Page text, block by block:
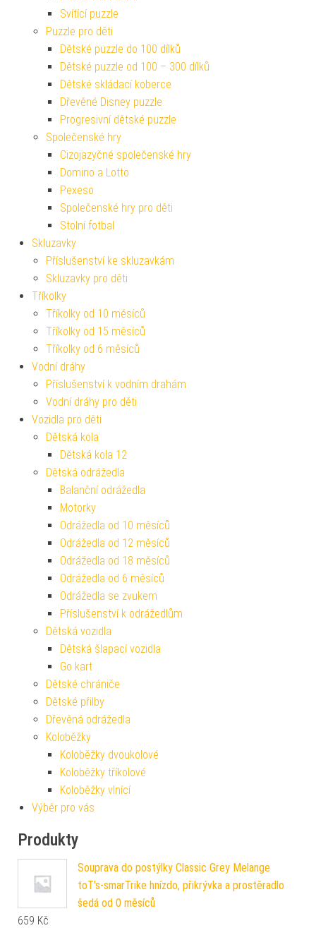
Svítící puzzle
Puzzle pro děti
Dětské puzzle do 100 dílků
Dětské puzzle od 100 – 300 dílků
Dětské skládací koberce
Dřevěné Disney puzzle
Progresivní dětské puzzle
Společenské hry
Cizojazyčné společenské hry
Domino a Lotto
Pexeso
Společenské hry pro děti
Stolní fotbal
Skluzavky
Příslušenství ke skluzavkám
Skluzavky pro děti
Tříkolky
Tříkolky od 10 měsíců
Tříkolky od 15 měsíců
Tříkolky od 6 měsíců
Vodní dráhy
Příslušenství k vodním drahám
Vodní dráhy pro děti
Vozidla pro děti
Dětská kola
Dětská kola 12
Dětská odrážedla
Balanční odrážedla
Motorky
Odrážedla od 10 měsíců
Odrážedla od 12 měsíců
Odrážedla od 18 měsíců
Odrážedla od 6 měsíců
Odrážedla se zvukem
Příslušenství k odrážedlům
Dětská vozidla
Dětská šlapací vozidla
Go kart
Dětské chrániče
Dětské přilby
Dřevěná odrážedla
Koloběžky
Koloběžky dvoukolové
Koloběžky tříkolové
Koloběžky vlnící
Výběr pro vás
Produkty
Souprava do postýlky Classic Grey Melange
toT's-smarTrike hnízdo, přikrývka a prostěradlo
šedá od 0 měsíců
659 Kč